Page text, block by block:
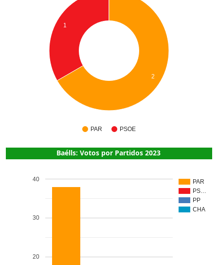
PAR PSOE
1
2
Baélls: Votos por Partidos 2023
PAR
PS…
PP
CHA
20
30
40